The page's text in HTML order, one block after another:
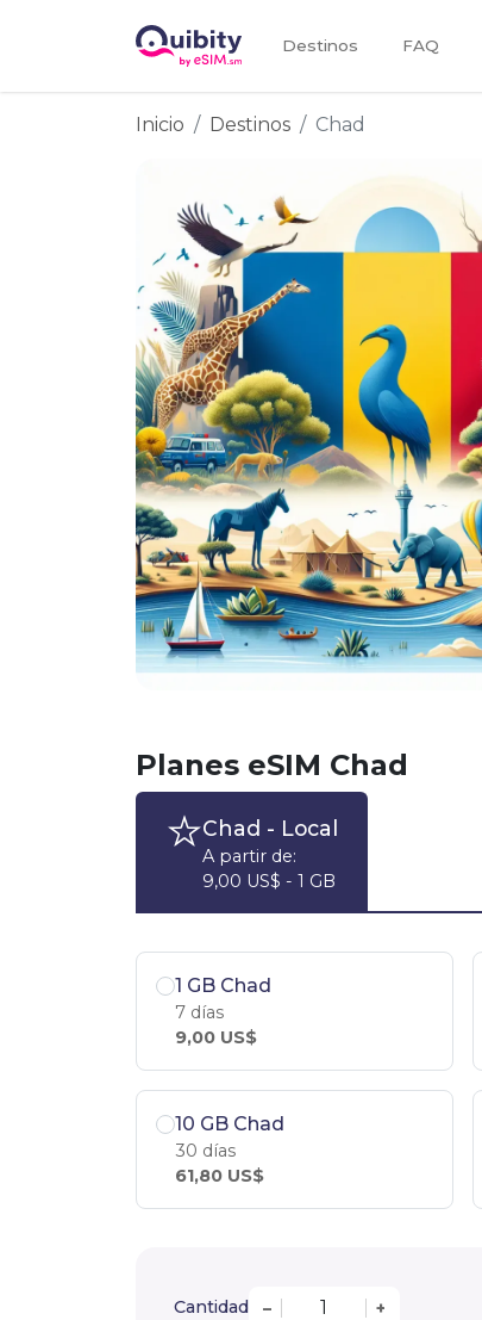
Destinos FAQ
Inicio Destinos Chad
Planes eSIM Chad
Chad - Local
A partir de:
9,00 US$ - 1 GB
1 GB Chad
7 días
9,00 US$
10 GB Chad
30 días
61,80 US$
Cantidad – +